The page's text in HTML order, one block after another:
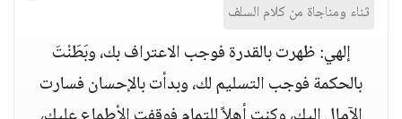
ثناء ومناجاة من كلام السلف
إلهي: ظهرت بالقدرة فوجب الاعتراف بك، وبَطَنْتَ
بالحكمة فوجب التسليم لك، وبدأت بالإحسان فسارت